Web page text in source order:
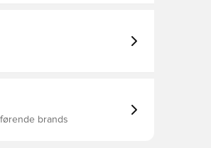
brands